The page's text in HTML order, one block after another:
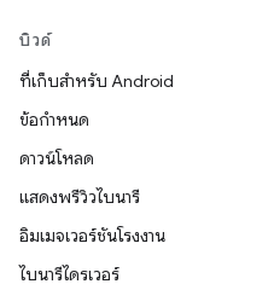
บิวด์
ที่เก็บสำหรับ Android
ข้อกำหนด
ดาวน์โหลด
แสดงพรีวิวไบนารี
อิมเมจเวอร์ชันโรงงาน
ไบนารีไดรเวอร์